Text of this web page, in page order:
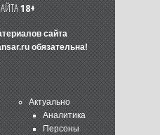
18+
сайта
обязательна!
Актуально
Аналитика
Персоны